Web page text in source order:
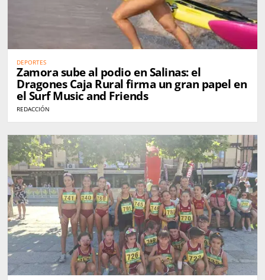
DEPORTES
Zamora sube al podio en Salinas: el
Dragones Caja Rural firma un gran papel en
el Surf Music and Friends
REDACCIÓN